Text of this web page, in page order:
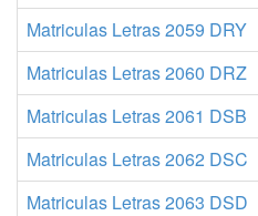
Matriculas Letras 2059 DRY
Matriculas Letras 2060 DRZ
Matriculas Letras 2061 DSB
Matriculas Letras 2062 DSC
Matriculas Letras 2063 DSD